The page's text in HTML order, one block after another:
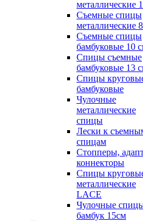
металлические
Съемные спицы
металлические
Съемные спицы
бамбуковые 10
Спицы съемные
бамбуковые 13
Спицы
бамбуковые
Чулочные
металлические
спицы
Лески к
спицам
Стопперы,
коннекторы
Спицы
металлические
LACE
Чулочные
бамбук 15см